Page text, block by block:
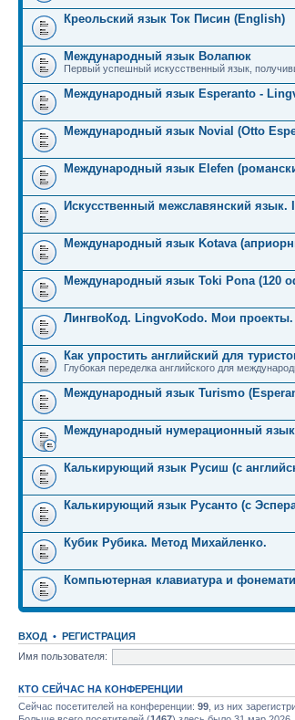
Креольский язык Ток Писин (English)
Международный язык Волапюк
Первый успешный искусственный язык,
Международный язык Esperanto -
Международный язык Novial (Otto
Международный язык Elefen
Искусственный межславянский язык.
Международный язык Kotava
Международный язык Toki Pona (120
ЛингвоКод. LingvoKodo. Мои проекты.
Как упростить английский для
Глубокая переделка английского для
Международный язык Turismo
Международный нумерационный
Калькирующий язык Русиш (с
Калькирующий язык Русанто (с
Кубик Рубика. Метод Михайленко.
Компьютерная клавиатура и
ВХОД • РЕГИСТРАЦИЯ
Имя пользователя:
КТО СЕЙЧАС НА КОНФЕРЕНЦИИ
Сейчас посетителей на конференции: 99 , из них